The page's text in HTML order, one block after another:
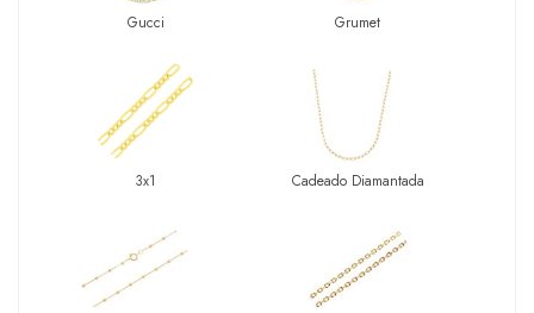
Gucci Grumet
3x1 Cadeado Diamantada